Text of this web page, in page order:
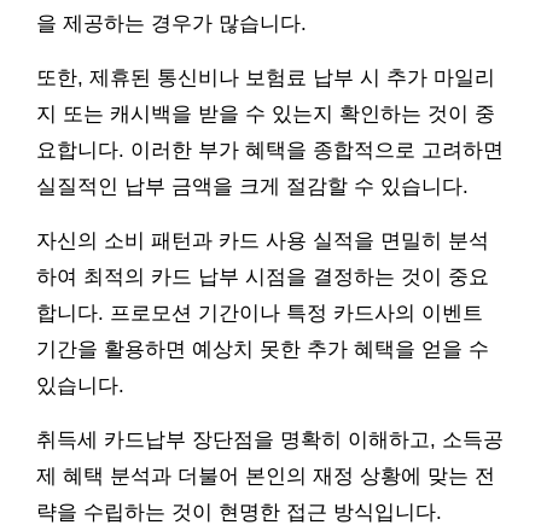
을 제공하는 경우가 많습니다.
또한, 제휴된 통신비나 보험료 납부 시 추가 마일리
지 또는 캐시백을 받을 수 있는지 확인하는 것이 중
요합니다. 이러한 부가 혜택을 종합적으로 고려하면
실질적인 납부 금액을 크게 절감할 수 있습니다.
자신의 소비 패턴과 카드 사용 실적을 면밀히 분석
하여 최적의 카드 납부 시점을 결정하는 것이 중요
합니다. 프로모션 기간이나 특정 카드사의 이벤트
기간을 활용하면 예상치 못한 추가 혜택을 얻을 수
있습니다.
취득세 카드납부 장단점을 명확히 이해하고, 소득공
제 혜택 분석과 더불어 본인의 재정 상황에 맞는 전
략을 수립하는 것이 현명한 접근 방식입니다.